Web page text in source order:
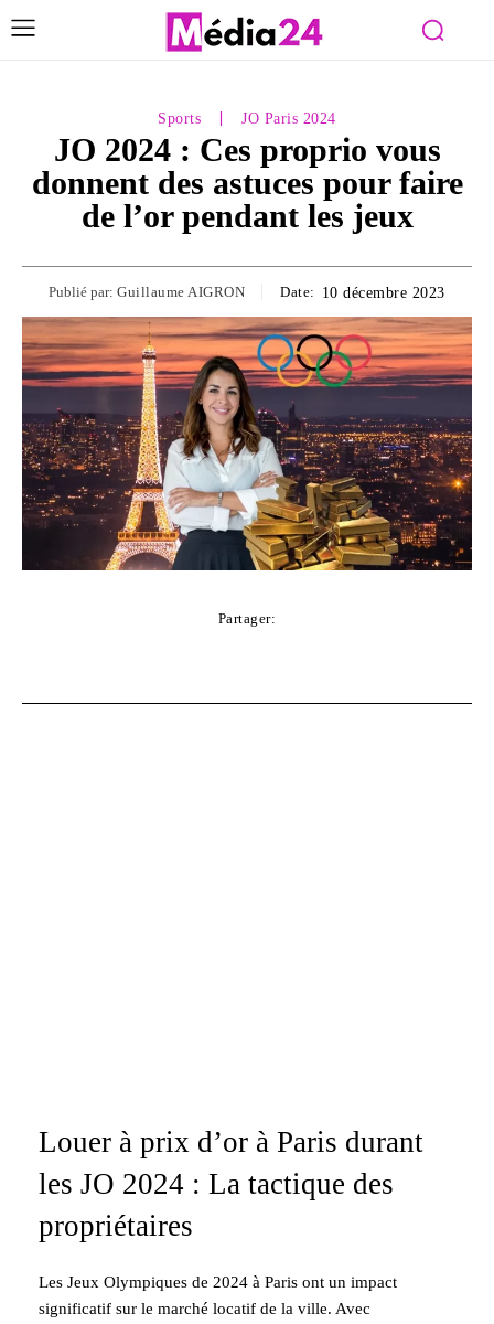
Sports JO Paris 2024
JO 2024 : Ces proprio vous
donnent des astuces pour faire
de l’or pendant les jeux
Publié par: Guillaume AIGRON Date: 10 décembre 2023
Partager:
Louer à prix d’or à Paris durant
les JO 2024 : La tactique des
propriétaires
Les Jeux Olympiques de 2024 à Paris ont un impact
significatif sur le marché locatif de la ville. Avec